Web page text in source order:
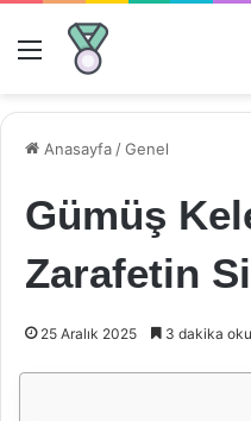
Menü
Anasayfa /Genel
Gümüş
Zarafetin
25 Aralık 2025 3 dakika